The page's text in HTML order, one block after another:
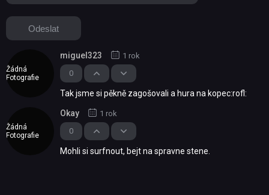
Žádná
Fotografie
0
miguel323 1 rok
Tak jsme si pěkně zagošovali a hura na kopec:rofl:
Žádná
Fotografie
0
Okay 1 rok
Mohli si surfnout, bejt na spravne stene.